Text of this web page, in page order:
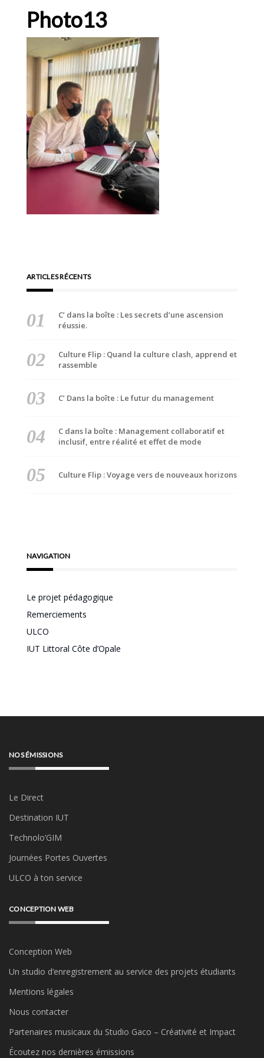
Photo13
ARTICLES RÉCENTS
C’ dans la boîte : Les secrets d’une ascension
réussie.
Culture Flip : Quand la culture clash, apprend et
rassemble
C’ Dans la boîte : Le futur du management
C dans la boîte : Management collaboratif et
inclusif, entre réalité et effet de mode
Culture Flip : Voyage vers de nouveaux horizons
NAVIGATION
Le projet pédagogique
Remerciements
ULCO
IUT Littoral Côte d’Opale
NOS ÉMISSIONS
Le Direct
Destination IUT
Technolo’GIM
Journées Portes Ouvertes
ULCO à ton service
CONCEPTION WEB
Conception Web
Un studio d’enregistrement au service des projets étudiants
Mentions légales
Nous contacter
Partenaires musicaux du Studio Gaco – Créativité et Impact
Écoutez nos dernières émissions